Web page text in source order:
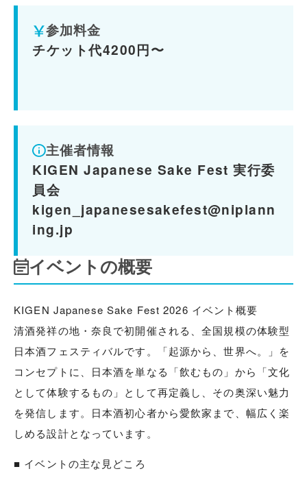
参加料金
チケット代4200円〜
主催者情報
KIGEN Japanese Sake Fest 実行委
員会
kigen_japanesesakefest@niplann
ing.jp
イベントの概要
KIGEN Japanese Sake Fest 2026 イベント概要
清酒発祥の地・奈良で初開催される、全国規模の体験型
日本酒フェスティバルです。「起源から、世界へ。」を
コンセプトに、日本酒を単なる「飲むもの」から「文化
として体験するもの」として再定義し、その奥深い魅力
を発信します。日本酒初心者から愛飲家まで、幅広く楽
しめる設計となっています。
■ イベントの主な見どころ